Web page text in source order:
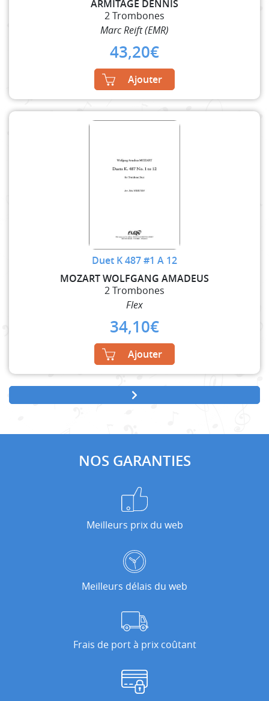
ARMITAGE DENNIS
2 Trombones
Marc Reift (EMR)
43,20€
Ajouter
Duet K 487 #1 A 12
MOZART WOLFGANG AMADEUS
2 Trombones
Flex
34,10€
Ajouter
NOS GARANTIES
Meilleurs prix du web
Meilleurs délais du web
Frais de port à prix coûtant